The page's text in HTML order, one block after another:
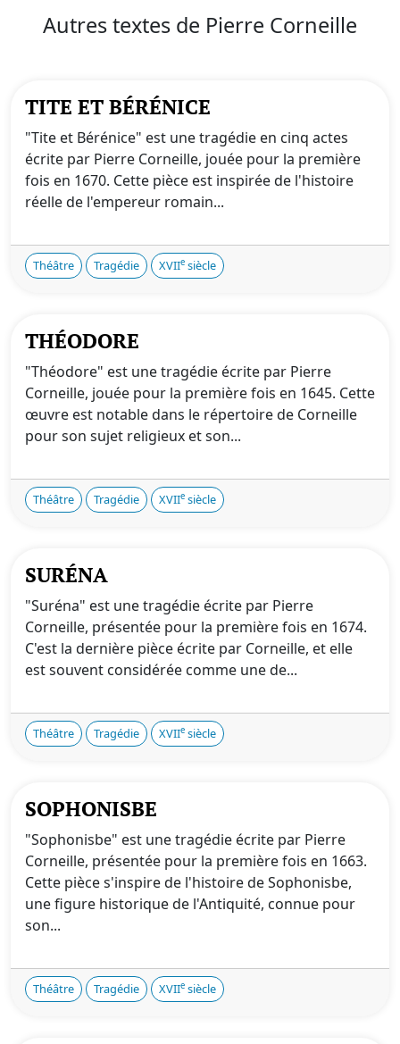
Autres textes de Pierre Corneille
TITE ET BÉRÉNICE
"Tite et Bérénice" est une tragédie en cinq actes
écrite par Pierre Corneille, jouée pour la première
fois en 1670. Cette pièce est inspirée de l'histoire
réelle de l'empereur romain...
Théâtre Tragédie XVIIe siècle
THÉODORE
"Théodore" est une tragédie écrite par Pierre
Corneille, jouée pour la première fois en 1645. Cette
œuvre est notable dans le répertoire de Corneille
pour son sujet religieux et son...
Théâtre Tragédie XVIIe siècle
SURÉNA
"Suréna" est une tragédie écrite par Pierre
Corneille, présentée pour la première fois en 1674.
C'est la dernière pièce écrite par Corneille, et elle
est souvent considérée comme une de...
Théâtre Tragédie XVIIe siècle
SOPHONISBE
"Sophonisbe" est une tragédie écrite par Pierre
Corneille, présentée pour la première fois en 1663.
Cette pièce s'inspire de l'histoire de Sophonisbe,
une figure historique de l'Antiquité, connue pour
son...
Théâtre Tragédie XVIIe siècle